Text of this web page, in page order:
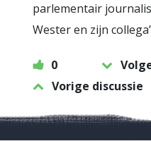
parlementair
Wester en zijn
0
Vorige discussie